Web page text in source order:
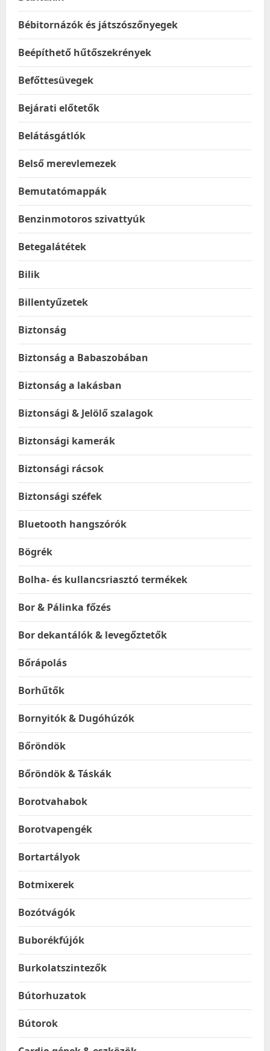
Bébitornázók és játszószőnyegek
Beépíthető hűtőszekrények
Befőttesüvegek
Bejárati előtetők
Belátásgátlók
Belső merevlemezek
Bemutatómappák
Benzinmotoros szivattyúk
Betegalátétek
Bilik
Billentyűzetek
Biztonság
Biztonság a Babaszobában
Biztonság a lakásban
Biztonsági & Jelölő szalagok
Biztonsági kamerák
Biztonsági rácsok
Biztonsági széfek
Bluetooth hangszórók
Bögrék
Bolha- és kullancsriasztó termékek
Bor & Pálinka főzés
Bor dekantálók & levegőztetők
Bőrápolás
Borhűtők
Bornyitók & Dugóhúzók
Bőröndök
Bőröndök & Táskák
Borotvahabok
Borotvapengék
Bortartályok
Botmixerek
Bozótvágók
Buborékfújók
Burkolatszintezők
Bútorhuzatok
Bútorok